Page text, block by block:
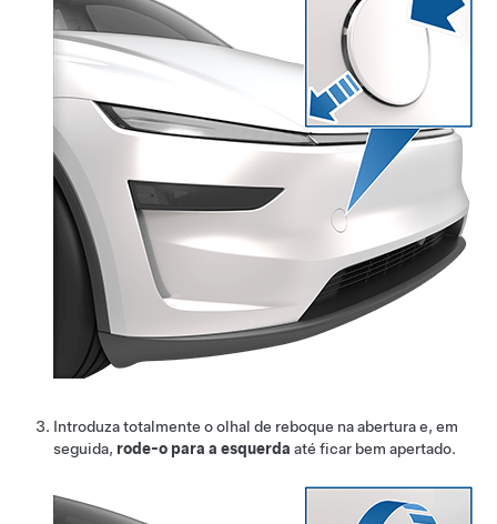
Introduza totalmente o olhal de reboque na abertura e, em
seguida, rode-o para a esquerda até ficar bem apertado.